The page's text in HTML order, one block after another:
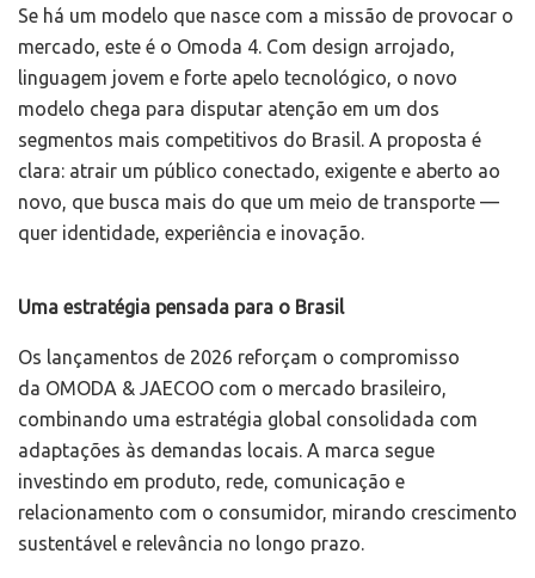
Se há um modelo que nasce com a missão de provocar o
mercado, este é o Omoda 4. Com design arrojado,
linguagem jovem e forte apelo tecnológico, o novo
modelo chega para disputar atenção em um dos
segmentos mais competitivos do Brasil. A proposta é
clara: atrair um público conectado, exigente e aberto ao
novo, que busca mais do que um meio de transporte —
quer identidade, experiência e inovação.
Uma estratégia pensada para o Brasil
Os lançamentos de 2026 reforçam o compromisso
da OMODA & JAECOO com o mercado brasileiro,
combinando uma estratégia global consolidada com
adaptações às demandas locais. A marca segue
investindo em produto, rede, comunicação e
relacionamento com o consumidor, mirando crescimento
sustentável e relevância no longo prazo.